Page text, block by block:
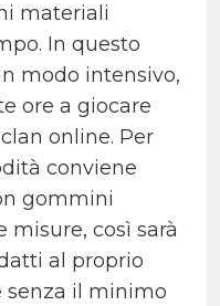
materiali
In questo
modo intensivo,
ore a giocare
online. Per
conviene
gommini
così sarà
al proprio
senza il minimo